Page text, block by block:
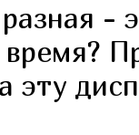
-
эту